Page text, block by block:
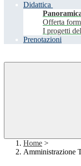
Didattica
Offerta
I progetti
Prenotazioni
Home >
Amministrazione